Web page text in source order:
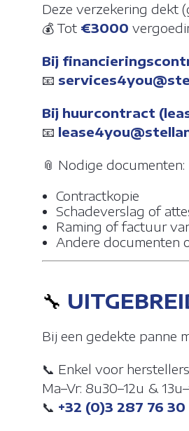
Deze verzekering dekt
💰 Tot €3000
Bij
📧
Bij huurcontract
📧
📎 Nodige documenten:
Contractkopie
Schadeverslag of
Raming of factuur
Andere documenten
🔧
Bij een gedekte panne
📞 Enkel voor
Ma–Vr: 8u30–12u &
📞 +32 (0)3 287 76 30